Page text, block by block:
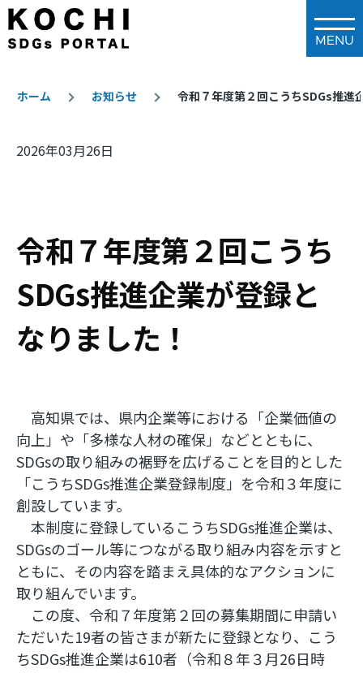
メインコンテンツに移動
パ
ン
ホーム お知らせ 令和７年度第２回こうちSDGs推進
2026年03月26日
令和７年度第２回こうち
SDGs推進企業が登録と
なりました！
高知県では、県内企業等における「企業価値の
向上」や「多様な人材の確保」などとともに、
SDGsの取り組みの裾野を広げることを目的とした
「こうちSDGs推進企業登録制度」を令和３年度に
創設しています。
本制度に登録しているこうちSDGs推進企業は、
SDGsのゴール等につながる取り組み内容を示すと
ともに、その内容を踏まえ具体的なアクションに
取り組んでいます。
この度、令和７年度第２回の募集期間に申請い
ただいた19者の皆さまが新たに登録となり、こう
ちSDGs推進企業は610者（令和８年３月26日時